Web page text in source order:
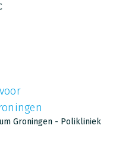
Groningen - Polikliniek